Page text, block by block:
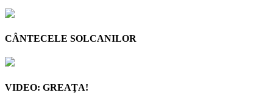
CÂNTECELE SOLCANILOR
VIDEO: GREAŢA!